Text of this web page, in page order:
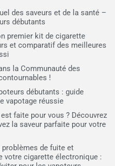
des saveurs et de la santé –
débutants
premier kit de cigarette
et comparatif des meilleures
la Communauté des
!
débutants : guide
vapotage réussie
faite pour vous ? Découvrez
la saveur parfaite pour votre
de fuite et
votre cigarette électronique :